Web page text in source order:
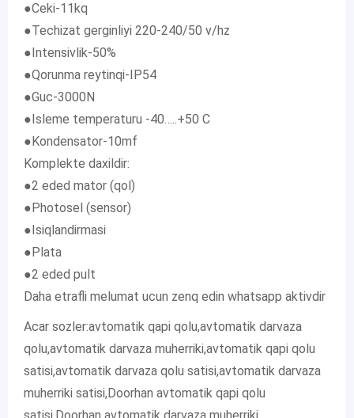
●Ceki-11kq
●Techizat gerginliyi 220-240/50 v/hz
●Intensivlik-50%
●Qorunma reytinqi-IP54
●Guc-3000N
●Isleme temperaturu -40…..+50 C
●Kondensator-10mf
Komplekte daxildir:
●2 eded mator (qol)
●Photosel (sensor)
●Isiqlandirmasi
●Plata
●2 eded pult
Daha etrafli melumat ucun zenq edin whatsapp aktivdir
Acar sozler:avtomatik qapi qolu,avtomatik darvaza
qolu,avtomatik darvaza muherriki,avtomatik qapi qolu
satisi,avtomatik darvaza qolu satisi,avtomatik darvaza
muherriki satisi,Doorhan avtomatik qapi qolu